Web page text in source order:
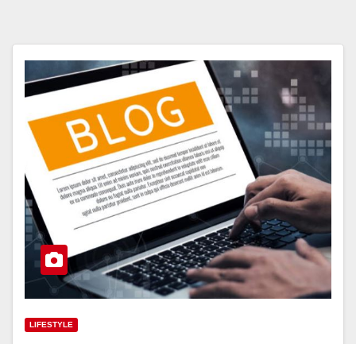
LIFESTYLE